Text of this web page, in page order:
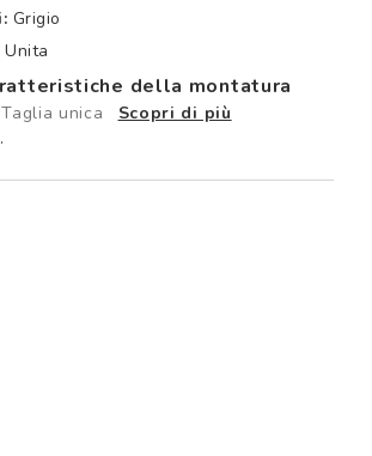
Grigio
della montatura
Taglia unica
Scopri di più